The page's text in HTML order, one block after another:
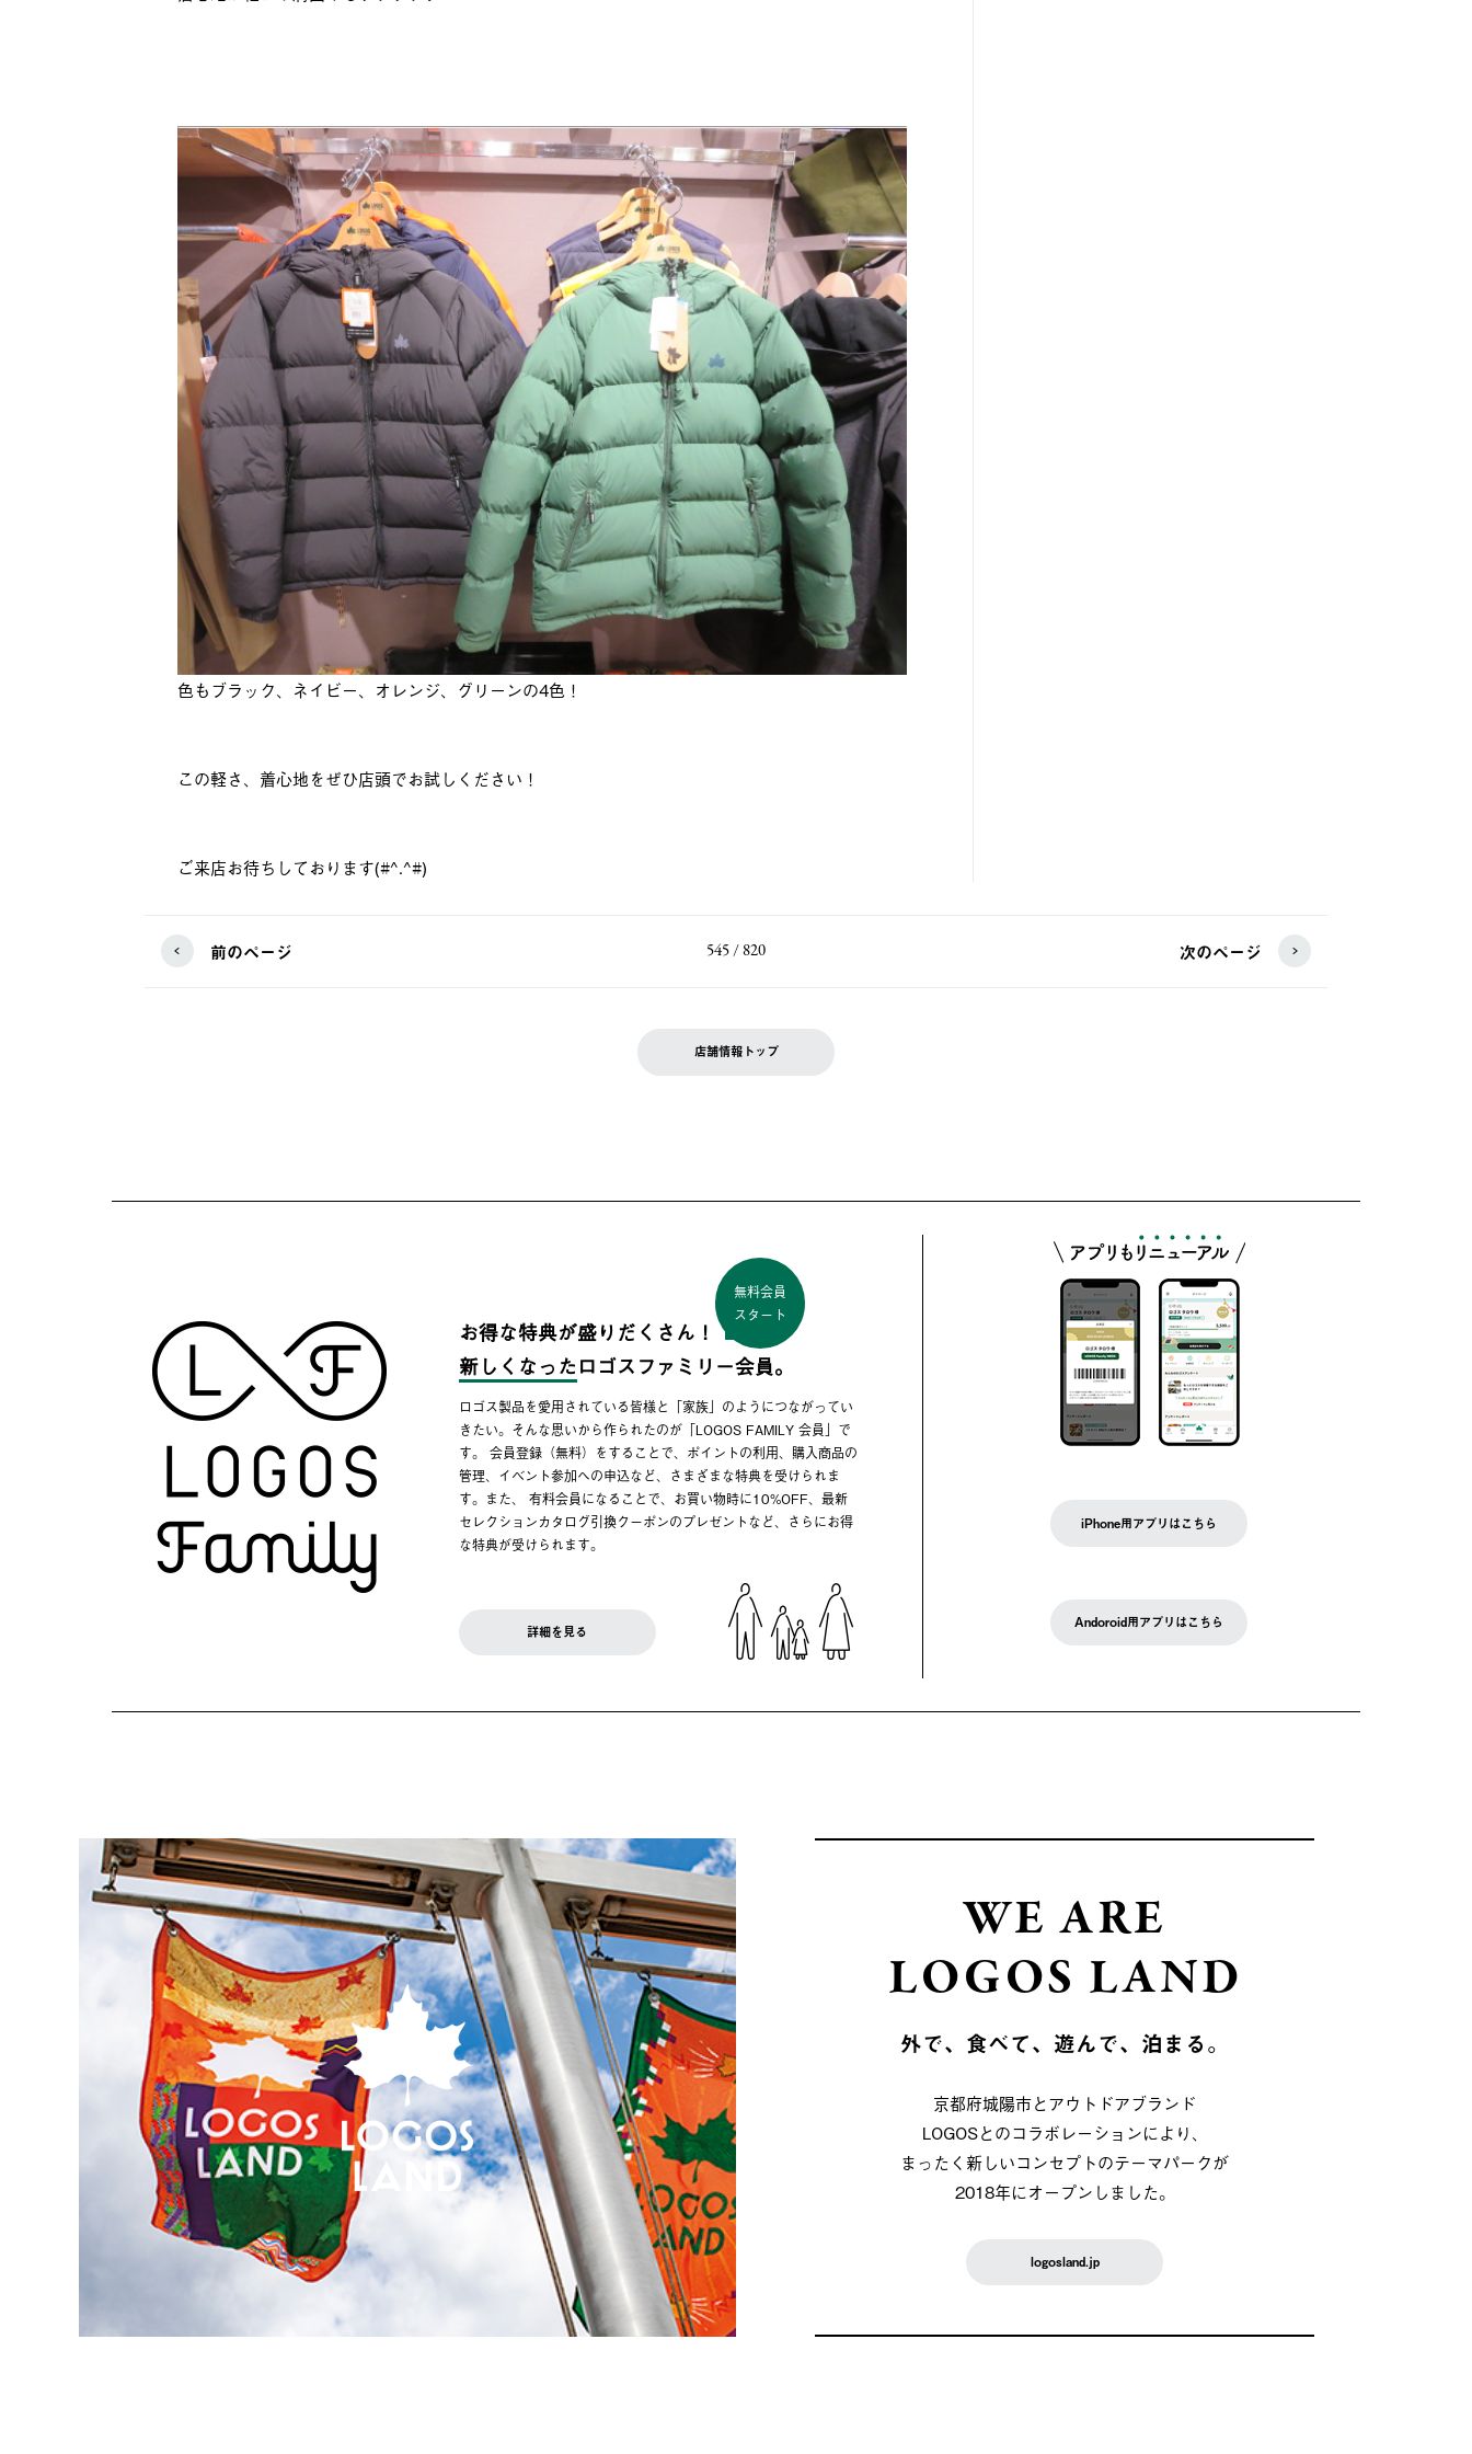
色もブラック、ネイビー、オレンジ、グリーンの4色！
この軽さ、着心地をぜひ店頭でお試しください！
ご来店お待ちしております(#^.^#)
前のページ 545 / 820 次のページ
店舗情報トップ
お得な特典が盛りだくさん！
無料会員
スタート
新しくなったロゴスファミリー会員。
ロゴス製品を愛用されている皆様と「家族」のようにつながってい
きたい。そんな思いから作られたのが「LOGOS FAMILY 会員」で
す。 会員登録（無料）をすることで、ポイントの利用、購入商品の
管理、イベント参加への申込など、さまざまな特典を受けられま
す。また、 有料会員になることで、お買い物時に10%OFF、最新
セレクションカタログ引換クーポンのプレゼントなど、さらにお得
な特典が受けられます。
詳細を見る
iPhone用アプリはこちら
Andoroid用アプリはこちら
WE ARE
LOGOS LAND
外で、食べて、遊んで、泊まる。
京都府城陽市とアウトドアブランド
LOGOSとのコラボレーションにより、
まったく新しいコンセプトのテーマパークが
2018年にオープンしました。
logosland.jp